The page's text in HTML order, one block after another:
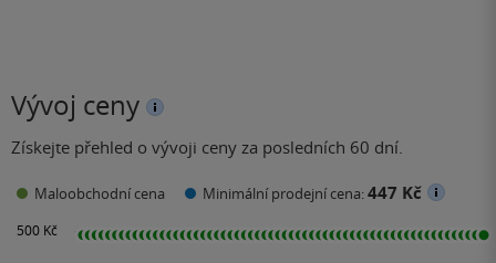
Vývoj ceny
Získejte přehled o vývoji ceny za posledních 60 dní.
Maloobchodní cena Minimální prodejní cena:447 Kč